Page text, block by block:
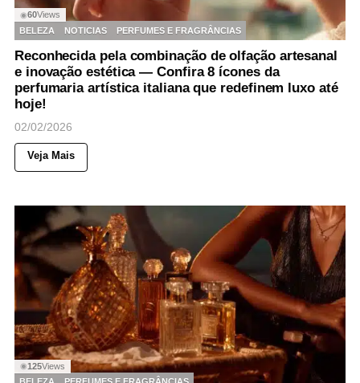
◉60Views
BELEZA
NOTICIAS PERFUMES E FRAGRÂNCIAS
Reconhecida pela combinação de olfação artesanal
e inovação estética — Confira 8 ícones da
perfumaria artística italiana que redefinem luxo até
hoje!
02/02/2026
Veja Mais
◉125Views